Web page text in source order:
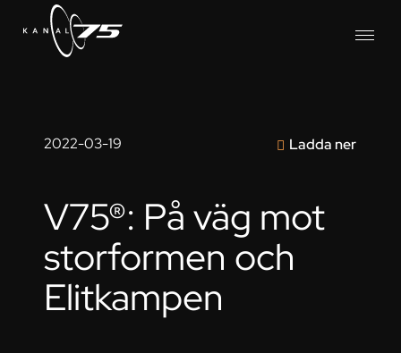
2022-03-19 Ladda ner
V75®: På väg mot
storformen och
Elitkampen